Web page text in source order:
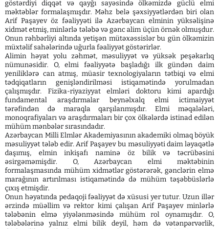
göstərdiyi diqqət və qayğı sayəsində ölkəmizdə güclü elmi
məktəblər formalaşmışdır. Məhz belə şəxsiyyətlərdən biri olan
Arif Paşayev öz fəaliyyəti ilə Azərbaycan elminin yüksəlişinə
xidmət etmiş, minlərlə tələbə və gənc alim üçün örnək olmuşdur.
Onun rəhbərliyi altında yetişən mütəxəssislər bu gün ölkəmizin
müxtəlif sahələrində uğurla fəaliyyət göstərirlər.
Alimin həyat yolu zəhmət, məsuliyyət və yüksək peşəkarlıq
nümunəsidir. O, elmi fəaliyyətə başladığı ilk gündən daim
yeniliklərə can atmış, müasir texnologiyaların tətbiqi və elmi
tədqiqatların genişləndirilməsi istiqamətində yorulmadan
çalışmışdır. Fizika-riyaziyyat elmləri doktoru kimi apardığı
fundamental araşdırmalar beynəlxalq elmi ictimaiyyət
tərəfindən də maraqla qarşılanmışdır. Elmi məqalələri,
monoqrafiyaları və araşdırmaları bir çox ölkələrdə istinad edilən
mühüm mənbələr sırasındadır.
Azərbaycan Milli Elmlər Akademiyasının akademiki olmaq böyük
məsuliyyət tələb edir. Arif Paşayev bu məsuliyyəti daim ləyaqətlə
daşımış, elmin inkişafı naminə öz bilik və təcrübəsini
əsirgəməmişdir. O, Azərbaycan elmi məktəbinin
formalaşmasında mühüm xidmətlər göstərərək, gənclərin elmə
marağının artırılması istiqamətində də mühüm təşəbbüslərlə
çıxış etmişdir.
Onun həyatında pedaqoji fəaliyyət də xüsusi yer tutur. Uzun illər
ərzində müəllim və rektor kimi çalışan Arif Paşayev minlərlə
tələbənin elmə yiyələnməsində mühüm rol oynamışdır. O,
tələbələrinə yalnız elmi bilik deyil, həm də vətənpərvərlik,